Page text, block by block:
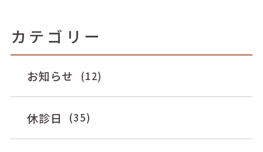
カテゴリー
お知らせ (12)
休診日 (35)